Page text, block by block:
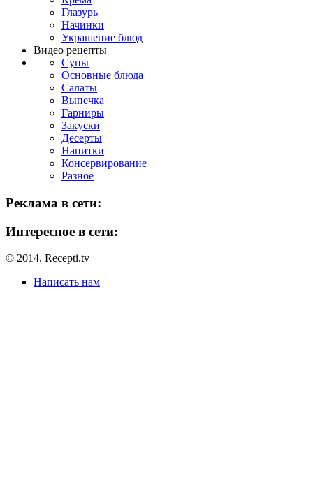
Глазурь
Начинки
Украшение блюд
Видео рецепты
Супы
Основные блюда
Салаты
Выпечка
Гарниры
Закуски
Десерты
Напитки
Консервирование
Разное
Реклама в сети:
Интересное в сети:
© 2014. Recepti.tv
Написать нам